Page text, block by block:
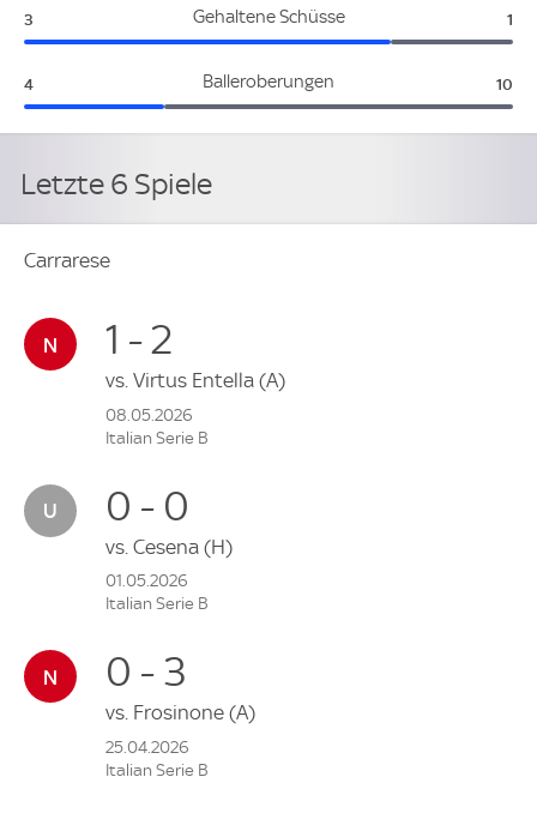
Gehaltene Schüsse
Carrarese:
3 1
Balleroberungen
Carrarese:
4 10
Letzte 6 Spiele
Carrarese
1 - 2
vs. Virtus Entella (A)
08.05.2026
Italian Serie B
0 - 0
vs. Cesena (H)
01.05.2026
Italian Serie B
0 - 3
vs. Frosinone (A)
25.04.2026
Italian Serie B